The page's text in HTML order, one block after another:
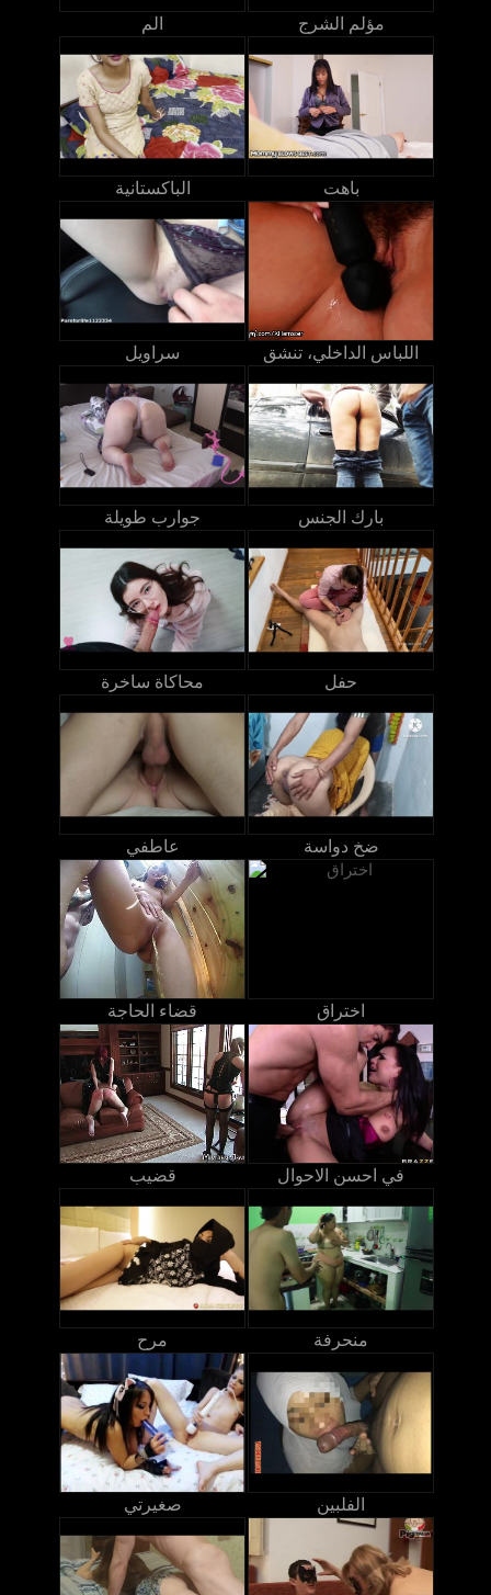
الم مؤلم الشرج
الباكستانية باهت
سراويل اللباس الداخلي، تنشق
جوارب طويلة بارك الجنس
محاكاة ساخرة حفل
عاطفي ضخ دواسة
قضاء الحاجة اختراق
قضيب في احسن الاحوال
مرح منحرفة
صغيرتي الفلبين